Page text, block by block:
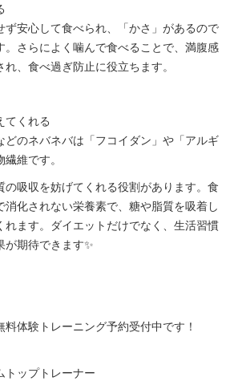
ず安心して食べられ、「かさ」があるので
。さらによく噛んで食べることで、満腹感
、食べ過ぎ防止に役立ちます。
くれる
どのネバネバは「フコイダン」や「アルギ
維です。
吸収を妨げてくれる役割があります。食
化されない栄養素で、糖や脂質を吸着し
れます。ダイエットだけでなく、生活習慣
期待できます✨
体験トレーニング予約受付中です！
トップトレーナー